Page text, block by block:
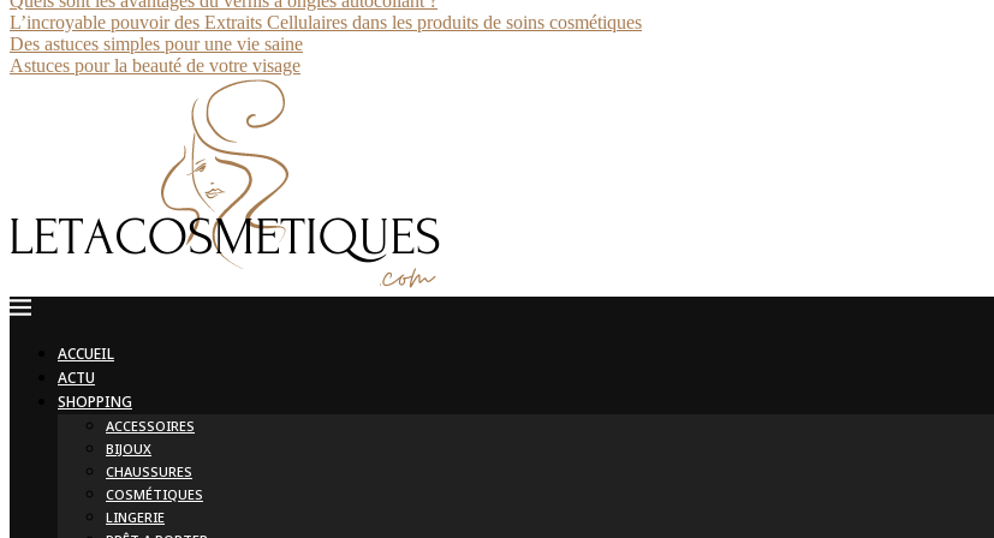
L’incroyable pouvoir des Extraits Cellulaires dans les produits de soins cosmétiques
Des astuces simples pour une vie saine
Astuces pour la beauté de votre visage
ACCUEIL
ACTU
SHOPPING
ACCESSOIRES
BIJOUX
CHAUSSURES
COSMÉTIQUES
LINGERIE